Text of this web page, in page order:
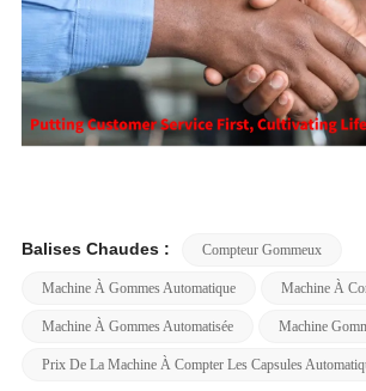
Balises Chaudes : Compteur Gommeux
Machine À Gommes Automatique Machine À
Machine À Gommes Automatisée Machine
Prix De La Machine À Compter Les Capsules